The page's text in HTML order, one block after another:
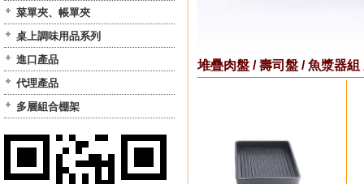
菜單夾、帳單夾
桌上調味用品系列
進口產品
代理產品
多層組合棚架
堆疊肉盤 / 壽司盤 / 魚漿器組